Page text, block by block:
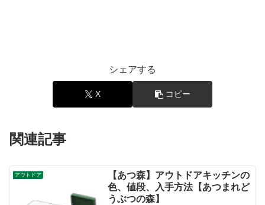
シェアする
X コピー
関連記事
アウトドア
【あつ森】アウトドアキッチンの
色、値段、入手方法【あつまれど
うぶつの森】